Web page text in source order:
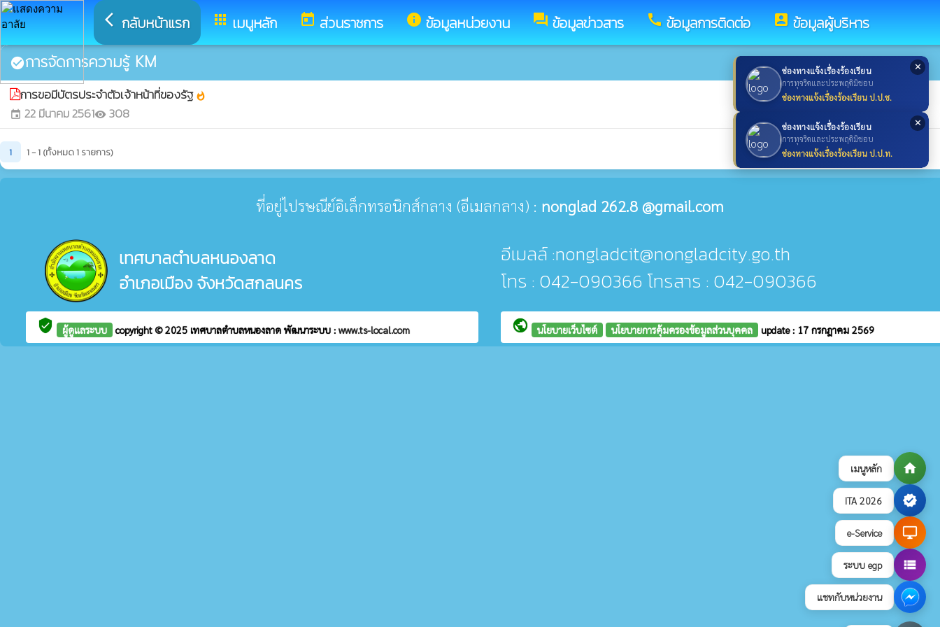
เมนูหลัก home
ITA 2026 verified
e-Service desktop_windows
ระบบ egp view_list
แชทกับหน่วยงาน
✕
ช่องทางแจ้งเรื่องร้องเรียน
การทุจริตและประพฤติมิชอบ
ช่องทางแจ้งเรื่องร้องเรียน ป.ป.ช.
✕
ช่องทางแจ้งเรื่องร้องเรียน
การทุจริตและประพฤติมิชอบ
ช่องทางแจ้งเรื่องร้องเรียน ป.ป.ท.
arrow_back_ios กลับหน้าแรก apps เมนูหลัก today ส่วนราชการ info ข้อมูลหน่วยงาน forum ข้อมูลข่าวสาร call ข้อมูลการติดต่อ account_box ข้อมูลผู้บริหาร
check_circleการจัดการความรู้ KM
การขอมีบัตรประจำตัวเจ้าหน้าที่ของรัฐ whatshot
event 22 มีนาคม 2561visibility 308
1 1 - 1 (ทั้งหมด 1 รายการ)
ที่อยู่ไปรษณีย์อิเล็กทรอนิกส์กลาง (อีเมลกลาง) : nonglad 262.8 @gmail.com
เทศบาลตำบลหนองลาด
อำเภอเมือง จังหวัดสกลนคร
อีเมลล์ :nongladcit@nongladcity.go.th
โทร : 042-090366 โทรสาร : 042-090366
verified_user ผู้ดูแลระบบ copyright © 2025 เทศบาลตำบลหนองลาด พัฒนาระบบ : www.ts-local.com public นโยบายเว็บไซต์ นโยบายการคุ้มครองข้อมูลส่วนบุคคล update : 17 กรกฎาคม 2569